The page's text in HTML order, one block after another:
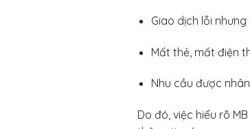
Giao dịch lỗi
Mất thẻ, mất điện
Nhu cầu được
Do đó, việc hiểu rõ